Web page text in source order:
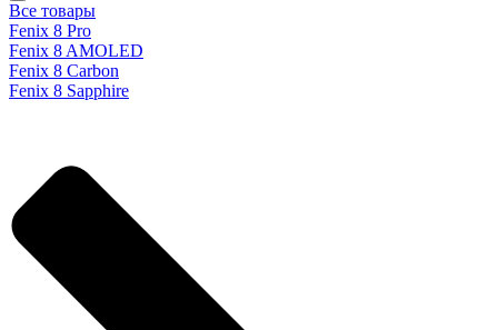
Все товары
Fenix 8 Pro
Fenix 8 AMOLED
Fenix 8 Carbon
Fenix 8 Sapphire